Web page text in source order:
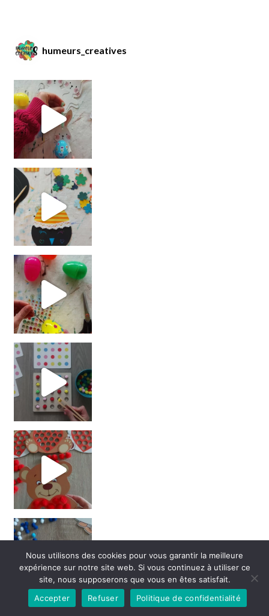
humeurs_creatives
Nous utilisons des cookies pour vous garantir la meilleure
expérience sur notre site web. Si vous continuez à utiliser ce
site, nous supposerons que vous en êtes satisfait.
Accepter
Refuser Politique de confidentialité